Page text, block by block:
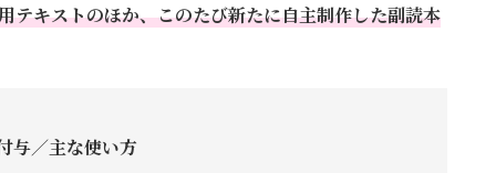
テキストのほか、このたび新たに自主制作した副読本
与／主な使い方